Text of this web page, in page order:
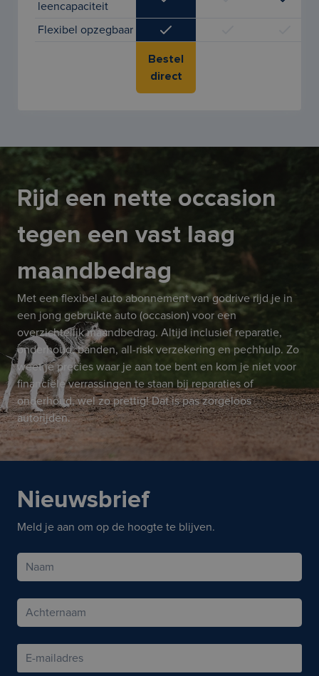
leencapaciteit
Flexibel opzegbaar
Bestel
direct
Rijd een nette occasion
tegen een vast laag
maandbedrag
Met een flexibel auto abonnement van godrive rijd je in
een jong gebruikte auto (occasion) voor een
overzichtelijk maandbedrag. Altijd inclusief reparatie,
onderhoud, banden, all-risk verzekering en pechhulp. Zo
weet je precies waar je aan toe bent en kom je niet voor
financiële verrassingen te staan bij reparaties of
onderhoud, wel zo prettig! Dat is pas zorgeloos
autorijden.
Nieuwsbrief
Meld je aan om op de hoogte te blijven.